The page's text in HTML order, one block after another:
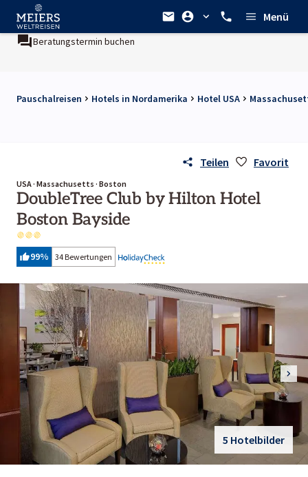
Menü
Beratungstermin buchen
Pauschalreisen Hotels in Nordamerika Hotel USA
Teilen Favorit
USA · Massachusetts · Boston
DoubleTree Club by Hilton Hotel
Boston Bayside
99% 34 Bewertungen
5 Hotelbilder